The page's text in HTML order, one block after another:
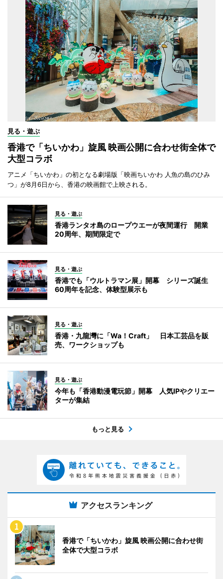
見る・遊ぶ
香港で「ちいかわ」旋風 映画公開に合わせ街全体で
大型コラボ
アニメ「ちいかわ」の初となる劇場版「映画ちいかわ 人魚の島のひみ
つ」が8月6日から、香港の映画館で上映される。
見る・遊ぶ
香港ランタオ島のロープウエーが夜間運行 開業
20周年、期間限定で
見る・遊ぶ
香港でも「ウルトラマン展」開幕 シリーズ誕生
60周年を記念、体験型展示も
見る・遊ぶ
香港・九龍灣に「Wa！Craft」 日本工芸品を販
売、ワークショップも
見る・遊ぶ
今年も「香港動漫電玩節」開幕 人気IPやクリエー
ターが集結
もっと見る
アクセスランキング
香港で「ちいかわ」旋風 映画公開に合わせ街
全体で大型コラボ